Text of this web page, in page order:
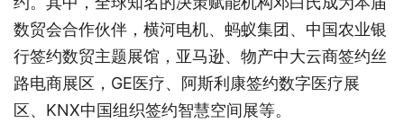
数贸会合作伙伴，横河电机、蚂蚁集团、中国农业银
行签约数贸主题展馆，亚马逊、物产中大云商签约丝
路电商展区，GE医疗、阿斯利康签约数字医疗展
区、KNX中国组织签约智慧空间展等。